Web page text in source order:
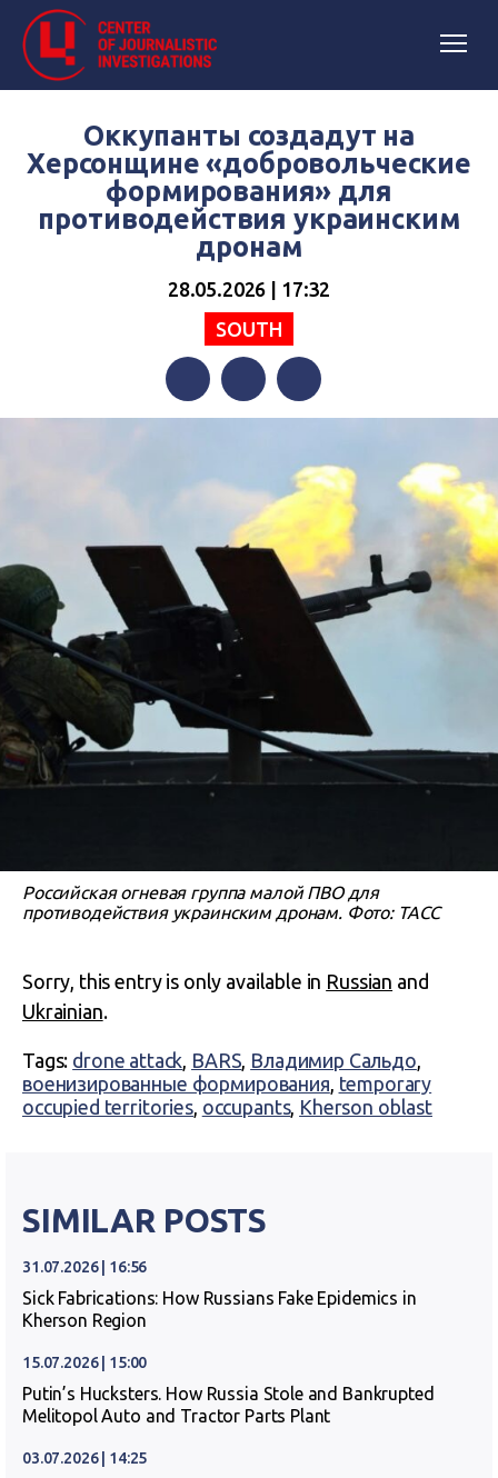
Оккупанты создадут на
Херсонщине «добровольческие
формирования» для
противодействия украинским
дронам
28.05.2026 | 17:32
SOUTH
FacebookTwitterTelegram
Российская огневая группа малой ПВО для
противодействия украинским дронам. Фото: ТАСС
Sorry, this entry is only available in Russian and
Ukrainian.
Tags: drone attack, BARS, Владимир Сальдо,
военизированные формирования, temporary
occupied territories, occupants, Kherson oblast
SIMILAR POSTS
31.07.2026 | 16:56
Sick Fabrications: How Russians Fake Epidemics in
Kherson Region
15.07.2026 | 15:00
Putin’s Hucksters. How Russia Stole and Bankrupted
Melitopol Auto and Tractor Parts Plant
03.07.2026 | 14:25